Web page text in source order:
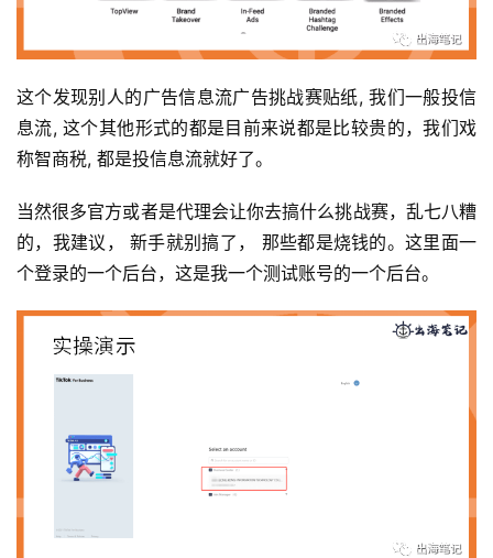
这个发现别人的广告信息流广告挑战赛贴纸, 我们一般投信
息流, 这个其他形式的都是目前来说都是比较贵的，我们戏
称智商税, 都是投信息流就好了。
当然很多官方或者是代理会让你去搞什么挑战赛，乱七八糟
的，我建议， 新手就别搞了， 那些都是烧钱的。这里面一
个登录的一个后台，这是我一个测试账号的一个后台。